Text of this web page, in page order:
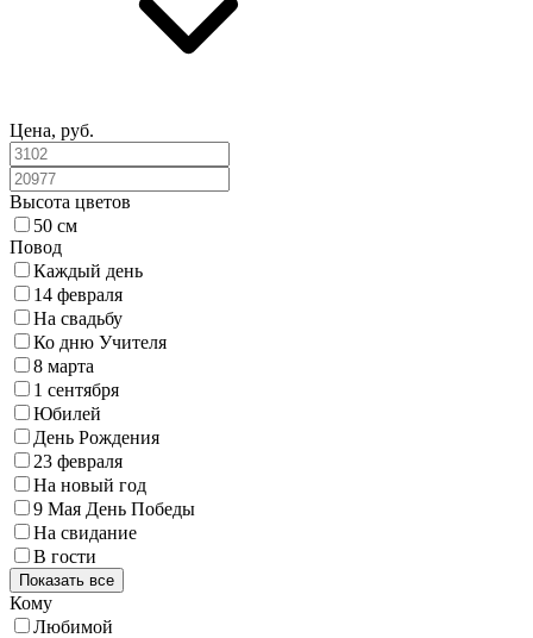
Цена, руб.
Высота цветов
50 см
Повод
Каждый день
14 февраля
На свадьбу
Ко дню Учителя
8 марта
1 сентября
Юбилей
День Рождения
23 февраля
На новый год
9 Мая День Победы
На свидание
В гости
Показать все
Кому
Любимой